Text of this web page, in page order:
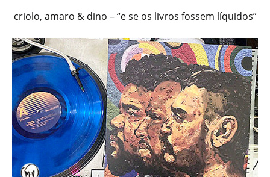
criolo, amaro & dino – “e se os livros fossem líquidos”